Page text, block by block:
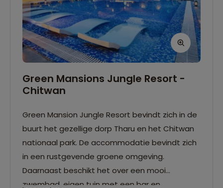
Green Mansions Jungle Resort -
Chitwan
Green Mansion Jungle Resort bevindt zich in de
buurt het gezellige dorp Tharu en het Chitwan
nationaal park. De accommodatie bevindt zich
in een rustgevende groene omgeving.
Daarnaast beschikt het over een mooi
zwembad, eigen tuin met een bar en